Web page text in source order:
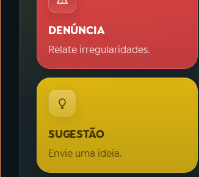
DENÚNCIA
Relate irregularidades.
SUGESTÃO
Envie uma ideia.